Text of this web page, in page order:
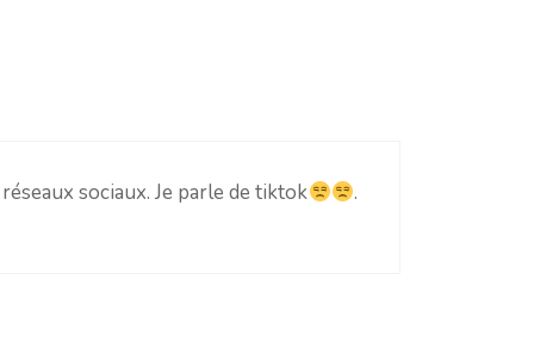
sociaux. Je parle de tiktok .